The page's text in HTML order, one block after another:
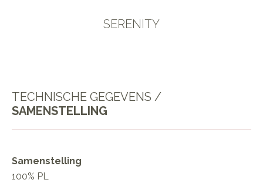
SERENITY
TECHNISCHE GEGEVENS /
SAMENSTELLING
Samenstelling
100% PL